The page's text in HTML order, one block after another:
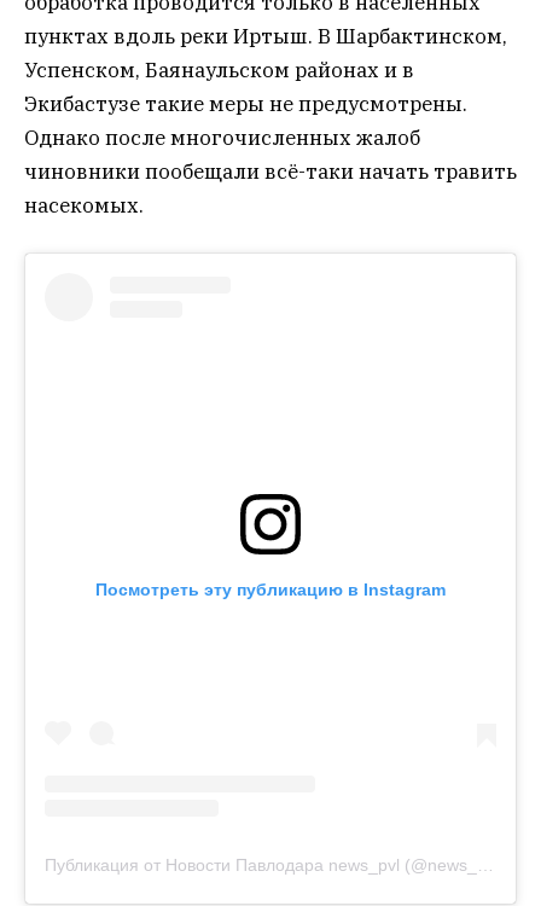
пунктах вдоль реки Иртыш. В Шарбактинском,
Успенском, Баянаульском районах и в
Экибастузе такие меры не предусмотрены.
Однако после многочисленных жалоб
чиновники пообещали всё-таки начать травить
насекомых.
Посмотреть эту публикацию в Instagram